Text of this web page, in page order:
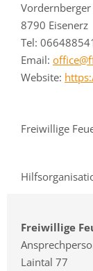
Vordernberger
8790 Eisenerz
Tel:
Email:
Website:
Freiwillige
Freiwillige
Laintal 77